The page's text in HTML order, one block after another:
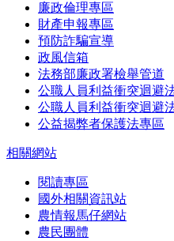
廉政倫理專區
財產申報專區
預防詐騙宣導
政風信箱
法務部廉政署檢舉管道
公職人員利益衝突迴避
公職人員利益衝突迴避
公益揭弊者保護法專區
相關網站
閱讀專區
國外相關資訊站
農情報馬仔網站
農民團體